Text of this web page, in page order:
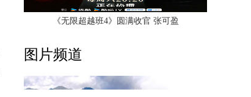
《无限超越班4》圆满收官 张可盈
图片频道